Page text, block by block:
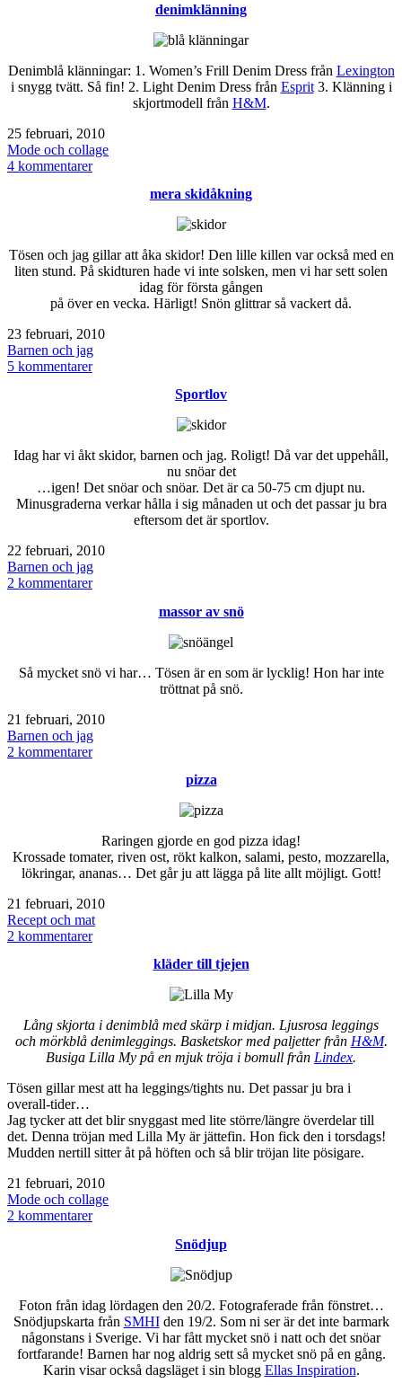
denimklänning
Denimblå klänningar: 1. Women’s Frill Denim Dress från Lexington
i snygg tvätt. Så fin! 2. Light Denim Dress från Esprit3. Klänning i
skjortmodell från H&M.
Publicerat
den
25 februari, 2010
Kategoriserat
som
Mode och collage
4 kommentarertill
mera skidåkning
Tösen och jag gillar att åka skidor! Den lille killen var också med en
liten stund. På skidturen hade vi inte solsken, men vi har sett solen
idag för första gången
på över en vecka. Härligt! Snön glittrar så vackert då.
Publicerat
den
23 februari, 2010
Kategoriserat
som
Barnen och jag
5 kommentarertill
Sportlov
Idag har vi åkt skidor, barnen och jag. Roligt! Då var det uppehåll,
nu snöar det
…igen! Det snöar och snöar. Det är ca 50-75 cm djupt nu.
Minusgraderna verkar hålla i sig månaden ut och det passar ju bra
eftersom det är sportlov.
Publicerat
den
22 februari, 2010
Kategoriserat
som
Barnen och jag
2 kommentarertill
massor av snö
Så mycket snö vi har… Tösen är en som är lycklig! Hon har inte
tröttnat på snö.
Publicerat
den
21 februari, 2010
Kategoriserat
som
Barnen och jag
2 kommentarertill
pizza
Raringen gjorde en god pizza idag!
Krossade tomater, riven ost, rökt kalkon, salami, pesto, mozzarella,
lökringar, ananas… Det går ju att lägga på lite allt möjligt. Gott!
Publicerat
den
21 februari, 2010
Kategoriserat
som
Recept och mat
2 kommentarertill
kläder till tjejen
Lång skjorta i denimblå med skärp i midjan. Ljusrosa leggings
och mörkblå denimleggings. Basketskor med paljetter från H&M.
Busiga Lilla My på en mjuk tröja i bomull från Lindex.
Tösen gillar mest att ha leggings/tights nu. Det passar ju bra i
overall-tider…
Jag tycker att det blir snyggast med lite större/längre överdelar till
det. Denna tröjan med Lilla My är jättefin. Hon fick den i torsdags!
Mudden nertill sitter åt på höften och så blir tröjan lite pösigare.
Publicerat
den
21 februari, 2010
Kategoriserat
som
Mode och collage
2 kommentarertill
Snödjup
Foton från idag lördagen den 20/2. Fotograferade från fönstret…
Snödjupskarta från SMHIden 19/2. Som ni ser är det inte barmark
någonstans i Sverige. Vi har fått mycket snö i natt och det snöar
fortfarande! Barnen har nog aldrig sett så mycket snö på en gång.
Karin visar också dagsläget i sin blogg Ellas Inspiration.